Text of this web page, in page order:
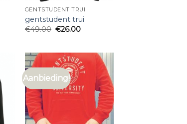
GENTSTUDENT TRUI
gentstudent trui
€49.00 €26.00
Aanbieding!